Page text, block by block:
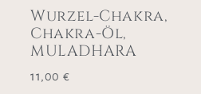
Wurzel-Chakra,
Chakra-Öl,
MULADHARA
11,00 €